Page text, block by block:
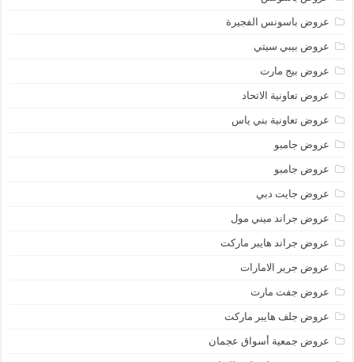
عروض باسونس الفجيرة
عروض بيبي سيتي
عروض بيج مارت
عروض تعاونية الاتحاد
عروض تعاونية بني ياس
عروض جامبو
عروض جامبو
عروض جايت دبي
عروض جراند ميني مول
عروض جراند هايبر ماركت
عروض جرير الامارات
عروض جفت مارت
عروض جلف هايبر ماركت
عروض جمعية أسواق عجمان